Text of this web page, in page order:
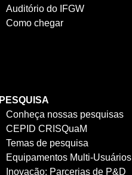
Auditório do IFGW
Como chegar
PESQUISA
Conheça nossas pesquisas
CEPID CRISQuaM
Temas de pesquisa
Equipamentos Multi-Usuários
Inovação: Parcerias de P&D